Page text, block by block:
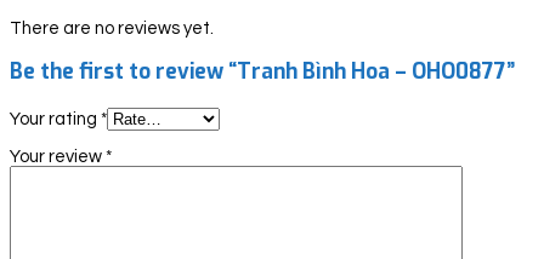
There are no reviews yet.
Be the first to review “Tranh Bình Hoa – OHO0877”
Your rating *
Your review *